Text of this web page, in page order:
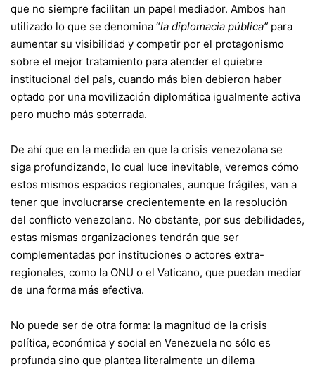
que no siempre facilitan un papel mediador. Ambos han
utilizado lo que se denomina “la diplomacia pública” para
aumentar su visibilidad y competir por el protagonismo
sobre el mejor tratamiento para atender el quiebre
institucional del país, cuando más bien debieron haber
optado por una movilización diplomática igualmente activa
pero mucho más soterrada.
De ahí que en la medida en que la crisis venezolana se
siga profundizando, lo cual luce inevitable, veremos cómo
estos mismos espacios regionales, aunque frágiles, van a
tener que involucrarse crecientemente en la resolución
del conflicto venezolano. No obstante, por sus debilidades,
estas mismas organizaciones tendrán que ser
complementadas por instituciones o actores extra-
regionales, como la ONU o el Vaticano, que puedan mediar
de una forma más efectiva.
No puede ser de otra forma: la magnitud de la crisis
política, económica y social en Venezuela no sólo es
profunda sino que plantea literalmente un dilema